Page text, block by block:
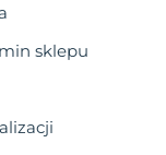
sklepu